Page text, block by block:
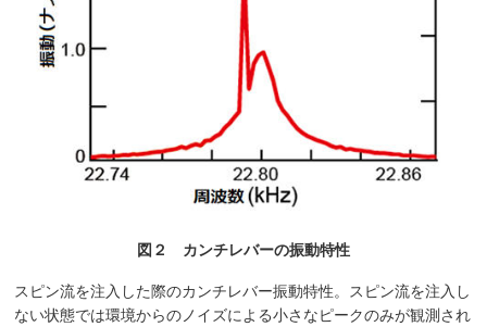
図２ カンチレバーの振動特性
スピン流を注入した際のカンチレバー振動特性。スピン流を注入し
ない状態では環境からのノイズによる小さなピークのみが観測され